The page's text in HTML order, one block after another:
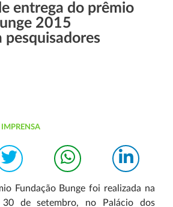
entrega do prêmio
2015
pesquisadores
IMPRENSA
Fundação Bunge foi realizada na
de setembro, no Palácio dos